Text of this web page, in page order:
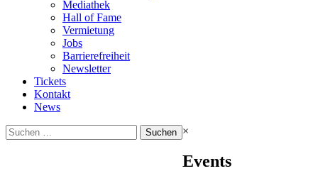
Mediathek
Hall of Fame
Vermietung
Jobs
Barrierefreiheit
Newsletter
Tickets
Kontakt
News
Suchen
nach:
×
Events